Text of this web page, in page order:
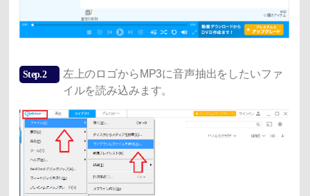
Step.2
左上のロゴからMP3に音声抽出をしたいファ
イルを読み込みます。